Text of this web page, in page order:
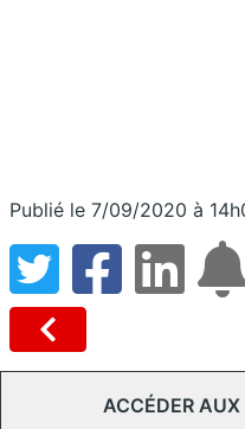
Publié le 7/09/2020 à
ACCÉDER